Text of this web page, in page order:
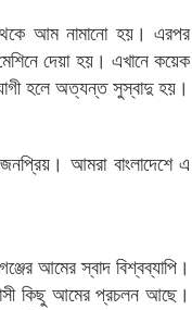
থেকে আম নামানো হয়। এরপর
দেয়া হয়। এখানে কয়েক
হলে অত্যন্ত সুস্বাদু হয়।
আমরা বাংলাদেশে এ
আমের স্বাদ বিশ্বব্যাপি।
কিছু আমের প্রচলন আছে।